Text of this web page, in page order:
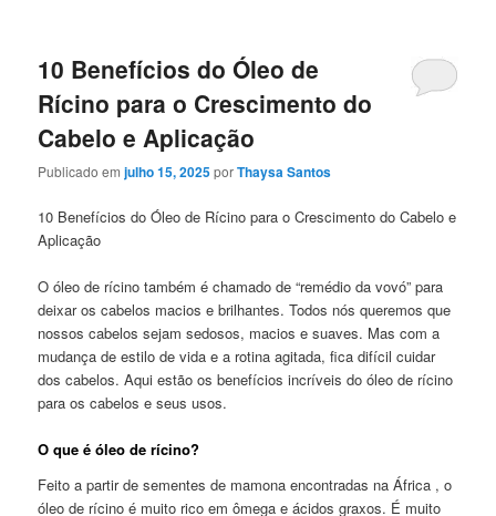
10 Benefícios do Óleo de
Rícino para o Crescimento do
Cabelo e Aplicação
Publicado emjulho 15, 2025porThaysa Santos
10 Benefícios do Óleo de Rícino para o Crescimento do Cabelo e
Aplicação
O óleo de rícino também é chamado de “remédio da vovó” para
deixar os cabelos macios e brilhantes. Todos nós queremos que
nossos cabelos sejam sedosos, macios e suaves. Mas com a
mudança de estilo de vida e a rotina agitada, fica difícil cuidar
dos cabelos. Aqui estão os benefícios incríveis do óleo de rícino
para os cabelos e seus usos.
O que é óleo de rícino?
Feito a partir de sementes de mamona encontradas na África , o
óleo de rícino é muito rico em ômega e ácidos graxos. É muito